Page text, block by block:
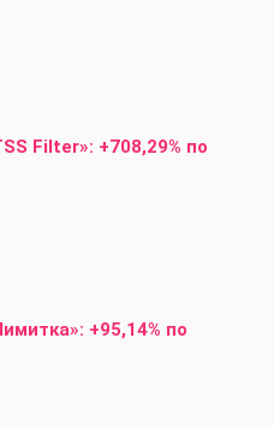
Filter»: +708,29% по
+95,14% по